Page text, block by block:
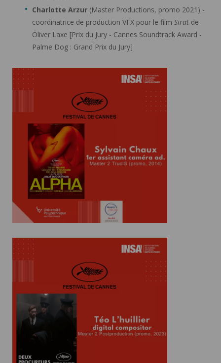
Charlotte Arzur (Master Productions, promo 2021) -
coordinatrice de production VFX pour le film Sirat de
Öliver Laxe [Prix du Jury - Cannes Soundtrack Award -
Palme Dog : Grand Prix du Jury]